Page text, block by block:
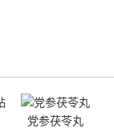
党参茯苓丸